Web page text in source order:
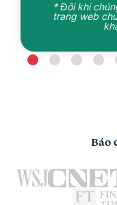
* Đôi khi
trang web
Báo